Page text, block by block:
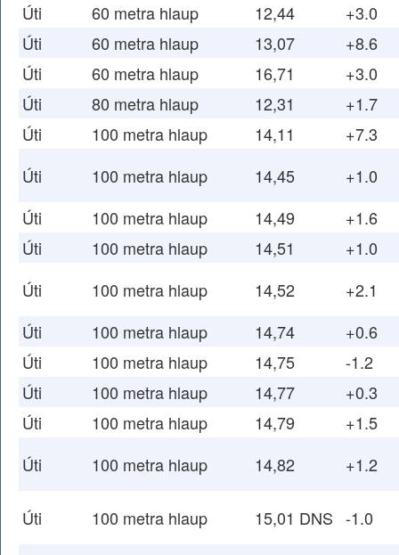
Úti
60 metra hlaup 12,44
+3.0
Úti
60 metra hlaup 13,07
+8.6
Úti
60 metra hlaup 16,71
+3.0
Úti
80 metra hlaup 12,31
+1.7
Úti
100 metra hlaup 14,11
+7.3
Úti
100 metra hlaup 14,45
+1.0
Úti
100 metra hlaup 14,49
+1.6
Úti
100 metra hlaup 14,51
+1.0
Úti
100 metra hlaup 14,52
+2.1
Úti
100 metra hlaup 14,74
+0.6
Úti
100 metra hlaup 14,75
-1.2
Úti
100 metra hlaup 14,77
+0.3
Úti
100 metra hlaup 14,79
+1.5
Úti
100 metra hlaup 14,82 +1.2
Úti 100 metra hlaup 15,01 DNS -1.0